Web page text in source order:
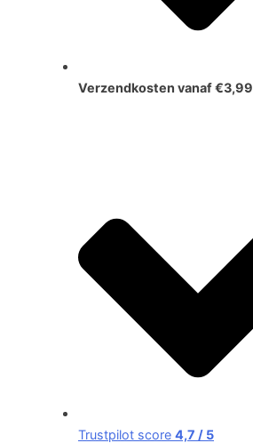
Verzendkosten vanaf €3,99
Trustpilot score 4,7 / 5